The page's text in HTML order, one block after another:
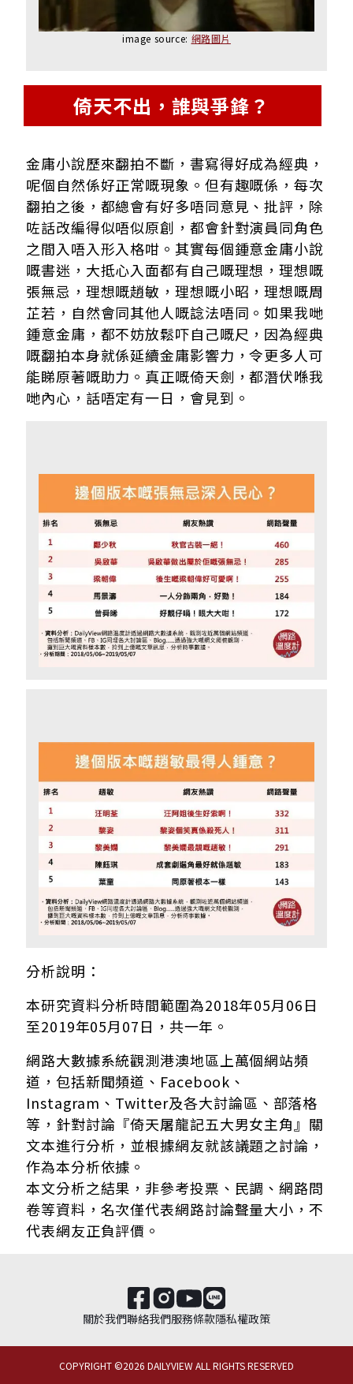
image source: 網路圖片
倚天不出，誰與爭鋒？
金庸小說歷來翻拍不斷，書寫得好成為經典，
呢個自然係好正常嘅現象。但有趣嘅係，每次
翻拍之後，都總會有好多唔同意見、批評，除
咗話改編得似唔似原創，都會針對演員同角色
之間入唔入形入格咁。其實每個鍾意金庸小說
嘅書迷，大抵心入面都有自己嘅理想，理想嘅
張無忌，理想嘅趙敏，理想嘅小昭，理想嘅周
芷若，自然會同其他人嘅諗法唔同。如果我哋
鍾意金庸，都不妨放鬆吓自己嘅尺，因為經典
嘅翻拍本身就係延續金庸影響力，令更多人可
能睇原著嘅助力。真正嘅倚天劍，都潛伏喺我
哋內心，話唔定有一日，會見到。
分析說明：
本研究資料分析時間範圍為2018年05月06日
至2019年05月07日，共一年。
網路大數據系統觀測港澳地區上萬個網站頻
道，包括新聞頻道、Facebook、
Instagram、Twitter及各大討論區、部落格
等，針對討論『倚天屠龍記五大男女主角』關
文本進行分析，並根據網友就該議題之討論，
作為本分析依據。
本文分析之結果，非參考投票、民調、網路問
卷等資料，名次僅代表網路討論聲量大小，不
代表網友正負評價。
關於我們聯絡我們服務條款隱私權政策
COPYRIGHT ©2026 DAILYVIEW ALL RIGHTS RESERVED